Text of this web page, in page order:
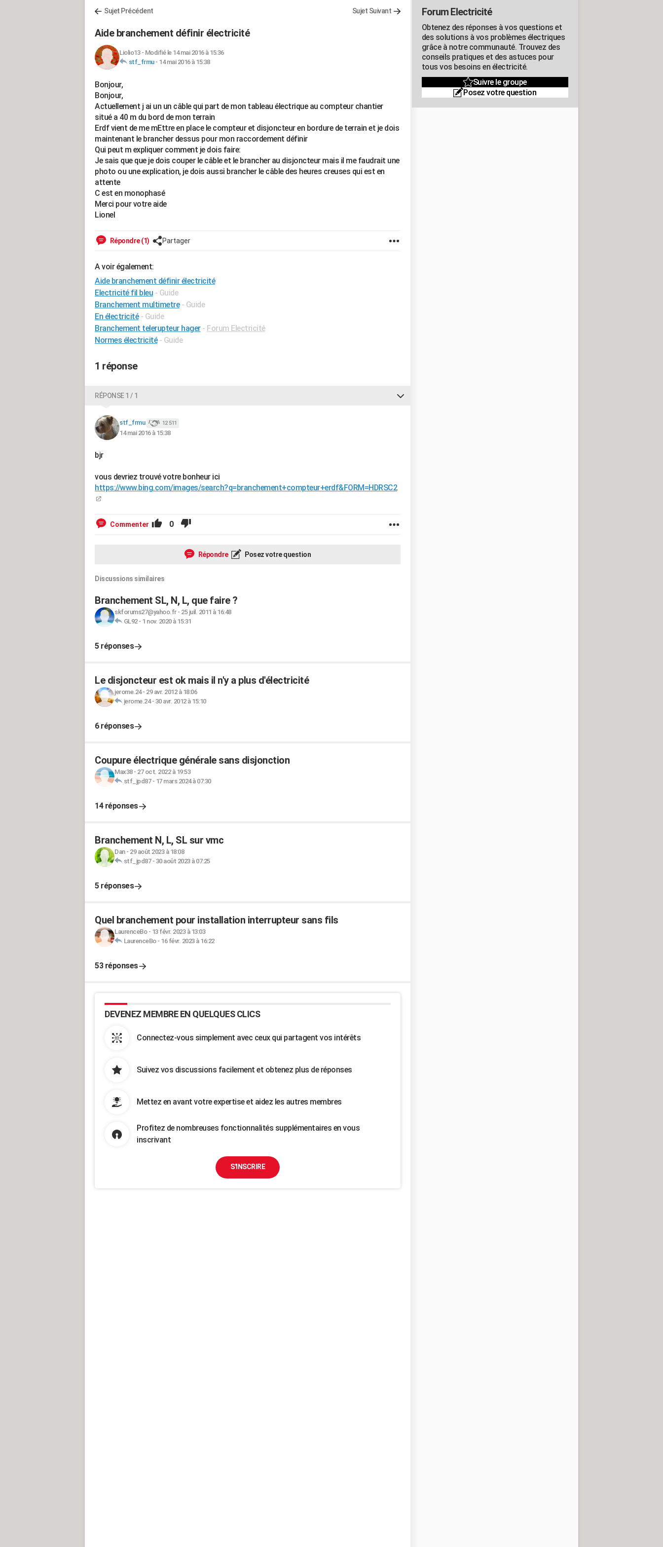
Sujet Précédent Sujet Suivant
Aide branchement définir électricité
Liolio13- Modifié le 14 mai 2016 à 15:36
stf_frmu- 14 mai 2016 à 15:38
Bonjour,
Bonjour,
Actuellement j ai un un câble qui part de mon tableau électrique au compteur chantier
situé a 40 m du bord de mon terrain
Erdf vient de me mEttre en place le compteur et disjoncteur en bordure de terrain et je dois
maintenant le brancher dessus pour mon raccordement définir
Qui peut m expliquer comment je dois faire:
Je sais que que je dois couper le câble et le brancher au disjoncteur mais il me faudrait une
photo ou une explication, je dois aussi brancher le câble des heures creuses qui est en
attente
C est en monophasé
Merci pour votre aide
Lionel
Répondre (1) Partager
A voir également:
Aide branchement définir électricité
Electricité fil bleu - Guide
Branchement multimetre - Guide
En électricité - Guide
Branchement telerupteur hager - Forum Electricité
Normes électricité - Guide
1 réponse
RÉPONSE 1 / 1
stf_frmu 12 511
14 mai 2016 à 15:38
bjr
vous devriez trouvé votre bonheur ici
https://www.bing.com/images/search?q=branchement+compteur+erdf&FORM=HDRSC2
Commenter 0
Répondre Posez votre question
Discussions similaires
Branchement SL, N, L, que faire ?
skforums27@yahoo.fr- 25 juil. 2011 à 16:48
GL92- 1 nov. 2020 à 15:31
5 réponses
Le disjoncteur est ok mais il n'y a plus d'électricité
jerome.24- 29 avr. 2012 à 18:06
jerome.24- 30 avr. 2012 à 15:10
6 réponses
Coupure électrique générale sans disjonction
Max38- 27 oct. 2022 à 19:53
stf_jpd87- 17 mars 2024 à 07:30
14 réponses
Branchement N, L, SL sur vmc
Dan- 29 août 2023 à 18:08
stf_jpd87- 30 août 2023 à 07:25
5 réponses
Quel branchement pour installation interrupteur sans fils
LaurenceBo- 13 févr. 2023 à 13:03
LaurenceBo- 16 févr. 2023 à 16:22
53 réponses
DEVENEZ MEMBRE EN QUELQUES CLICS
Connectez-vous simplement avec ceux qui partagent vos intérêts
Suivez vos discussions facilement et obtenez plus de réponses
Mettez en avant votre expertise et aidez les autres membres
Profitez de nombreuses fonctionnalités supplémentaires en vous
inscrivant
S'INSCRIRE
Forum Electricité
Obtenez des réponses à vos questions et
des solutions à vos problèmes électriques
grâce à notre communauté. Trouvez des
conseils pratiques et des astuces pour
tous vos besoins en électricité.
Suivre le groupe
Posez votre question